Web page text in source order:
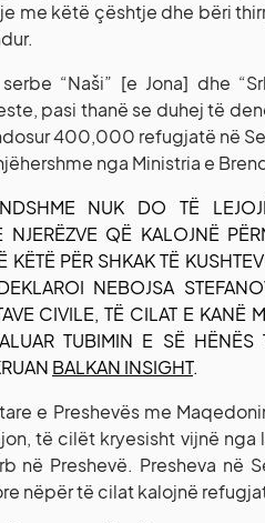
me këtë çështje dhe bëri
“Naši” [e Jona] dhe
pasi thanë se duhej të
400,000 refugjatë në
nga Ministria e
NUK DO TË
NJERËZVE QË KALOJNË
KËTË PËR SHKAK TË
NEBOJSA
CIVILE, TË CILAT E KANË
TUBIMIN E SË HËNËS
BALKAN INSIGHT.
e Preshevës me
të cilët kryesisht vijnë nga
në Preshevë. Presheva në
nëpër të cilat kalojnë